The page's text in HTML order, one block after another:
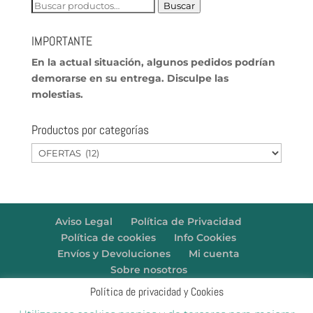
Buscar
Buscar
IMPORTANTE
En la actual situación, algunos pedidos podrían
demorarse en su entrega. Disculpe las
molestias.
Productos por categorías
Aviso Legal
Política de Privacidad
Política de cookies
Info Cookies
Envíos y Devoluciones
Mi cuenta
Sobre nosotros
Política de privacidad y Cookies